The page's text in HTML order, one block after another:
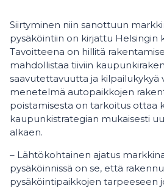
Siirtyminen niin sanottuun
pysäköintiin on kirjattu Helsingin
Tavoitteena on hillitä
mahdollistaa tiiviin
saavutettavuutta ja kilpailukykyä
menetelmä autopaikkojen
poistamisesta on tarkoitus ottaa
kaupunkistrategian mukaisesti
alkaen.
– Lähtökohtainen ajatus
pysäköinnissä on se, että
pysäköintipaikkojen tarpeeseen